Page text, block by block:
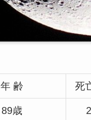
年 齢 死
89歳